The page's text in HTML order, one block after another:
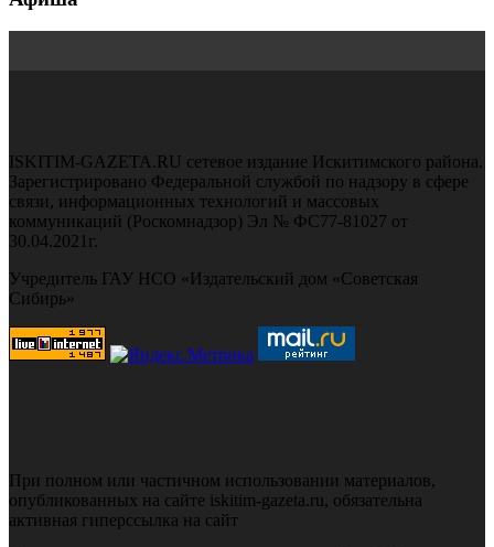
ISKITIM-GAZETA.RU сетевое издание Искитимского района.
Зарегистрировано Федеральной службой по надзору в сфере
связи, информационных технологий и массовых
коммуникаций (Роскомнадзор) Эл № ФС77-81027 от
30.04.2021г.
Учредитель ГАУ НСО «Издательский дом «Советская
Сибирь»
При полном или частичном использовании материалов,
опубликованных на сайте iskitim-gazeta.ru, обязательна
активная гиперссылка на сайт